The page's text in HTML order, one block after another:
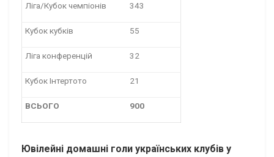
Ліга/Кубок чемпіонів 343
Кубок кубків 55
Ліга конференцій 32
Кубок Інтертото 21
ВСЬОГО 900
Ювілейні домашні голи українських клубів у